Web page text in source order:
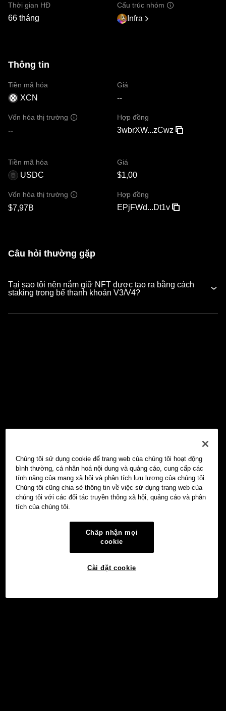
Thời gian HĐ
66 tháng
Cấu trúc nhóm
Infra
Thông tin
Tiền mã hóa
XCN
Giá
--
Vốn hóa thị trường
--
Hợp đồng
3wbrXW...zCwz
Tiền mã hóa
USDC
Giá
$1,00
Vốn hóa thị trường
$7,97B
Hợp đồng
EPjFWd...Dt1v
Câu hỏi thường gặp
Tại sao tôi nên nắm giữ NFT được tạo ra bằng cách
staking trong bể thanh khoản V3/V4?
Chúng tôi sử dụng cookie để trang web của chúng tôi hoạt động
bình thường, cá nhân hoá nội dung và quảng cáo, cung cấp các
tính năng của mạng xã hội và phân tích lưu lượng của chúng tôi.
Chúng tôi cũng chia sẻ thông tin về việc sử dụng trang web của
chúng tôi với các đối tác truyền thông xã hội, quảng cáo và phân
tích của chúng tôi.
Chấp nhận mọi
cookie
Cài đặt cookie